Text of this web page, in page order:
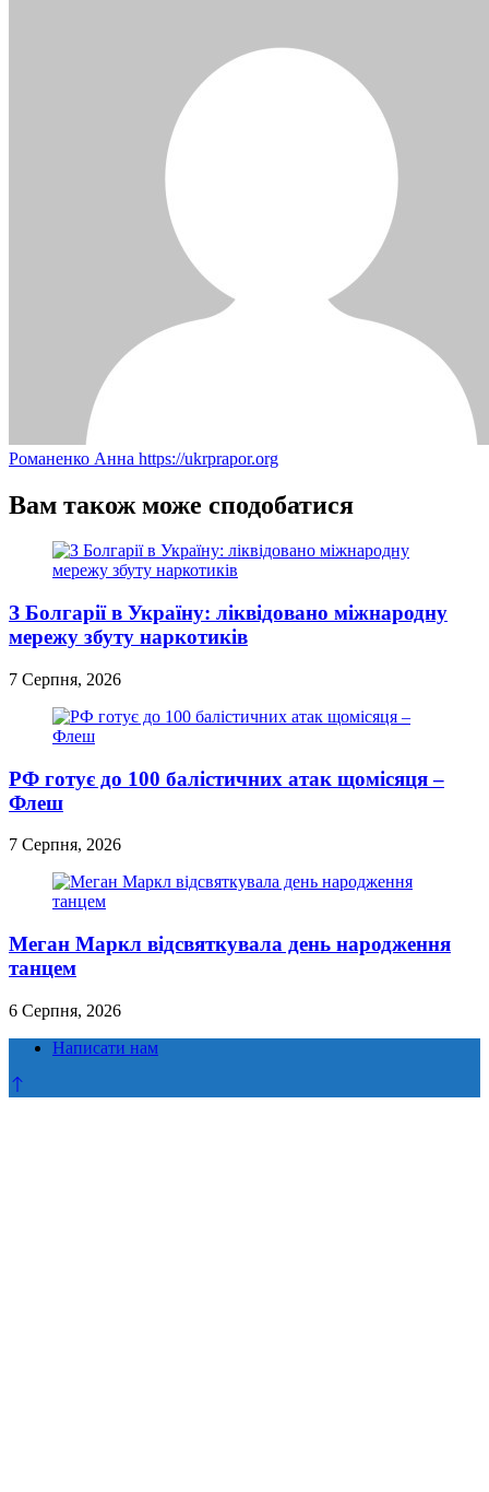
Романенко Анна https://ukrprapor.org
Вам також може сподобатися
З Болгарії в Україну: ліквідовано міжнародну
мережу збуту наркотиків
7 Серпня, 2026
РФ готує до 100 балістичних атак щомісяця –
Флеш
7 Серпня, 2026
Меган Маркл відсвяткувала день народження
танцем
6 Серпня, 2026
Написати нам
Прокрутка
до